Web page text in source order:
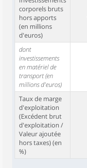
corporels bruts
hors apports
(en millions
d'euros)
dont
investissements
en matériel de
transport (en
millions d'euros)
Taux de marge
d'exploitation
(Excédent brut
d'exploitation /
Valeur ajoutée
hors taxes) (en
%)